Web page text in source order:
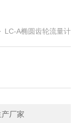
LC-A椭圆齿轮流量计
厂家